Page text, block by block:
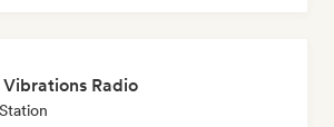
Vibrations Radio